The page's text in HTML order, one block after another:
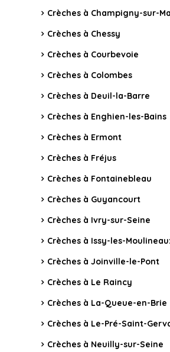
Crèches à Champigny-sur-
Crèches à Chessy
Crèches à Courbevoie
Crèches à Colombes
Crèches à Deuil-la-Barre
Crèches à Enghien-les-Bains
Crèches à Ermont
Crèches à Fréjus
Crèches à Fontainebleau
Crèches à Guyancourt
Crèches à Ivry-sur-Seine
Crèches à Issy-les-
Crèches à Joinville-le-Pont
Crèches à Le Raincy
Crèches à La-Queue-en-Brie
Crèches à Le-Pré-Saint-
Crèches à Neuilly-sur-Seine